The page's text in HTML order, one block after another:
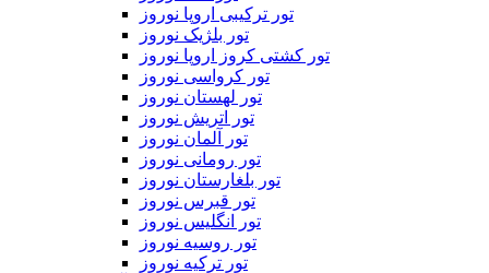
تور ترکیبی اروپا نوروز
تور بلژیک نوروز
تور کشتی کروز اروپا نوروز
تور کرواسی نوروز
تور لهستان نوروز
تور اتریش نوروز
تور آلمان نوروز
تور رومانی نوروز
تور بلغارستان نوروز
تور قبرس نوروز
تور انگلیس نوروز
تور روسیه نوروز
تور ترکیه نوروز